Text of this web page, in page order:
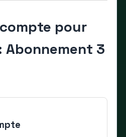
pour
Abonnement 3